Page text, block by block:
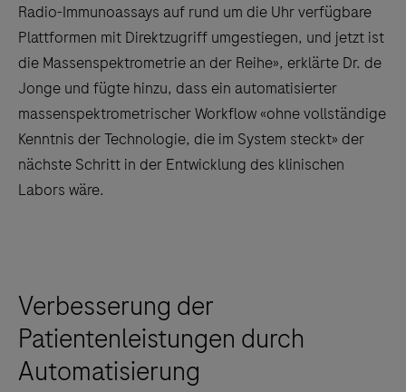
Radio-Immunoassays auf rund um die Uhr verfügbare
Plattformen mit Direktzugriff umgestiegen, und jetzt ist
die Massenspektrometrie an der Reihe», erklärte Dr. de
Jonge und fügte hinzu, dass ein automatisierter
massenspektrometrischer Workflow «ohne vollständige
Kenntnis der Technologie, die im System steckt» der
nächste Schritt in der Entwicklung des klinischen
Labors wäre.
Verbesserung der
Patientenleistungen durch
Automatisierung